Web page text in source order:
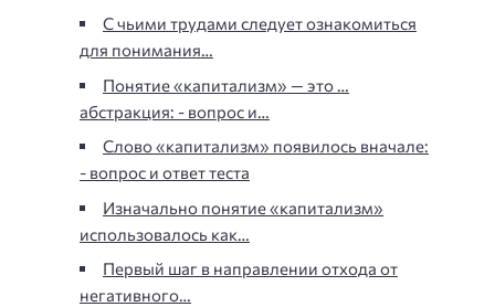
С чьими трудами следует ознакомиться
для понимания…
Понятие «капитализм» — это …
абстракция: - вопрос и…
Слово «капитализм» появилось вначале:
- вопрос и ответ теста
Изначально понятие «капитализм»
использовалось как…
Первый шаг в направлении отхода от
негативного…